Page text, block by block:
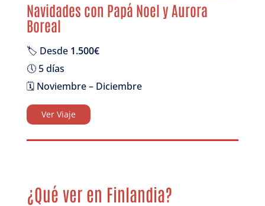
Navidades con Papá Noel y Aurora
Boreal
🏷️ Desde 1.500€
🕔 5 días
🗓️ Noviembre – Diciembre
Ver Viaje
¿Qué ver en Finlandia?